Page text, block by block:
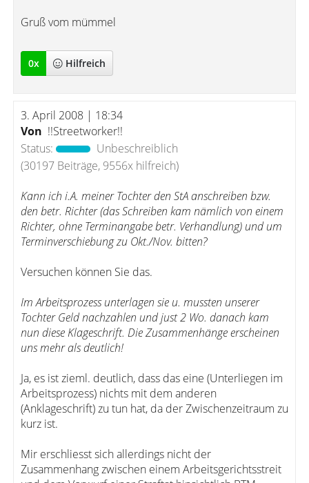
Gruß vom mümmel
0x Hilfreich
3. April 2008 | 18:34
Von !!Streetworker!!
Status:
Unbeschreiblich
(30197 Beiträge, 9556x hilfreich)
Kann ich i.A. meiner Tochter den StA anschreiben bzw.
den betr. Richter (das Schreiben kam nämlich von einem
Richter, ohne Terminangabe betr. Verhandlung) und um
Terminverschiebung zu Okt./Nov. bitten?
Versuchen können Sie das.
Im Arbeitsprozess unterlagen sie u. mussten unserer
Tochter Geld nachzahlen und just 2 Wo. danach kam
nun diese Klageschrift. Die Zusammenhänge erscheinen
uns mehr als deutlich!
Ja, es ist zieml. deutlich, dass das eine (Unterliegen im
Arbeitsprozess) nichts mit dem anderen
(Anklageschrift) zu tun hat, da der Zwischenzeitraum zu
kurz ist.
Mir erschliesst sich allerdings nicht der
Zusammenhang zwischen einem Arbeitsgerichtsstreit